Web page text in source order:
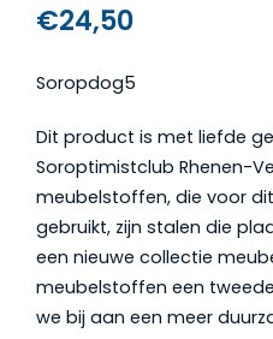
€24,50
Soropdog5
Dit product is met liefde
Soroptimistclub Rhenen-
meubelstoffen, die voor
gebruikt, zijn stalen die
een nieuwe collectie
meubelstoffen een
we bij aan een meer